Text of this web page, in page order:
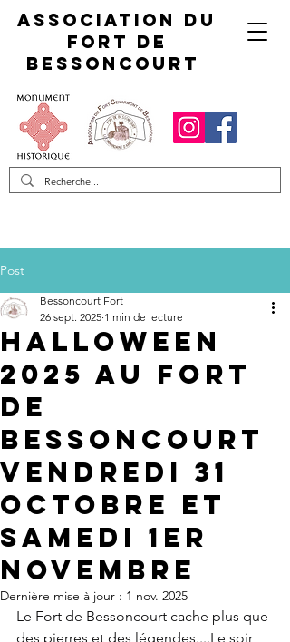
Association du
fort de
Bessoncourt
Post
HALLOWEEN
2025 AU FORT
DE
BESSONCOURT
VENDREDI 31
OCTOBRE ET
SAMEDI 1er
NOVEMBRE
Bessoncourt Fort
26 sept. 2025 1 min de lecture
Dernière mise à jour : 1 nov. 2025
Le Fort de Bessoncourt cache plus que
des pierres et des légendes....Le soir